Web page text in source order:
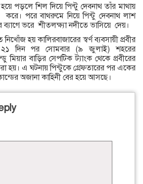
পড়লে শিল দিয়ে পিন্টু দেবনাথ তাঁর মাথায়
পরে বাথরুমে নিয়ে পিন্টু দেবনাথ লাশ
ভরে শীতলক্ষ্যা নদীতে ভাসিয়ে দেয়।
হয় কালিরবাজারের স্বর্ণ ব্যবসায়ী প্রবীর
২১ দিন পর সোমবার (৯ জুলাই) শহরের
মিয়ার বাড়ির সেপটিক ট্যাংক থেকে প্রবীরের
হয়। এ ঘটনায় পিন্টুকে গ্রেফতারের পর একের
অজানা কাহিনী বের হয়ে আসছে।